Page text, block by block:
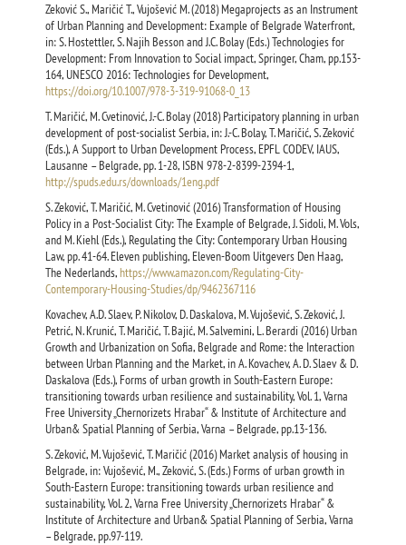
Zeković S., Maričić T., Vujošević M. (2018) Megaprojects as an Instrument
of Urban Planning and Development: Example of Belgrade Waterfront,
in: S. Hostettler, S. Najih Besson and J.C. Bolay (Eds.) Technologies for
Development: From Innovation to Social impact, Springer, Cham, pp.153-
164, UNESCO 2016: Technologies for Development,
https://doi.org/10.1007/978-3-319-91068-0_13
T. Maričić, M. Cvetinović, J.-C. Bolay (2018) Participatory planning in urban
development of post-socialist Serbia, in: J.-C. Bolay, T. Maričić, S. Zeković
(Eds.), A Support to Urban Development Process, EPFL CODEV, IAUS,
Lausanne – Belgrade, pp. 1-28, ISBN 978-2-8399-2394-1,
http://spuds.edu.rs/downloads/1eng.pdf
S. Zeković, T. Maričić, M. Cvetinović (2016) Transformation of Housing
Policy in a Post-Socialist City: The Example of Belgrade, J. Sidoli, M. Vols,
and M. Kiehl (Eds.), Regulating the City: Contemporary Urban Housing
Law, pp. 41-64. Eleven publishing, Eleven-Boom Uitgevers Den Haag,
The Nederlands,https://www.amazon.com/Regulating-City-
Contemporary-Housing-Studies/dp/9462367116
Kovachev, A.D. Slaev, P. Nikolov, D. Daskalova, M. Vujošević, S. Zeković, J.
Petrić, N. Krunić, T. Maričić, T. Bajić, M. Salvemini, L. Berardi (2016) Urban
Growth and Urbanization on Sofiа, Belgrade and Rome: the Interaction
between Urban Planning and the Market, in A. Kovachev, A. D. Slaev & D.
Daskalova (Eds.), Forms of urban growth in South-Eastern Europe:
transitioning towards urban resilience and sustainability, Vol. 1, Varna
Free University „Chernorizets Hrabar“ & Institute of Architecture and
Urban& Spatial Planning of Serbia, Varna – Belgrade, pp.13-136.
S. Zeković, M. Vujošević, T. Maričić (2016) Market analysis of housing in
Belgrade, in: Vujošević, M., Zeković, S. (Eds.) Forms of urban growth in
South-Eastern Europe: transitioning towards urban resilience and
sustainability, Vol. 2, Varna Free University „Chernorizets Hrabar“ &
Institute of Architecture and Urban& Spatial Planning of Serbia, Varna
– Belgrade, pp.97-119.